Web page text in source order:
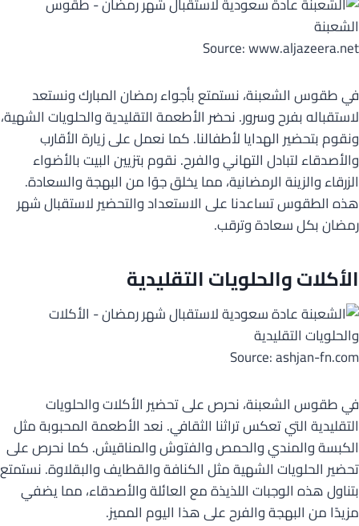
Source: www.aljazeera.net
في طقوس الشعبنة، نستمتع بأجواء رمضان المبارك ونستعد
لاستقباله بفرح وسرور. نحضر الأطعمة التقليدية والحلويات الشهية،
ونقوم بتحضير الهدايا لأطفالنا. كما نعمل على زيارة الأقارب
والأصدقاء لتبادل التهاني والفرح. نقوم بتزيين البيت بالأضواء
الزرقاء والزينة الرمضانية، مما يخلق جوًا من البهجة والسعادة.
هذه الطقوس تساعدنا على الاستعداد والتحضير لاستقبال شهر
رمضان بكل سعادة وترقب.
الأكلات والحلويات التقليدية
Source: ashjan-fn.com
في طقوس الشعبنة، نحرص على تحضير الأكلات والحلويات
التقليدية التي تعكس تراثنا الثقافي. نعد الأطعمة المحبوبة مثل
الكبسة والمندي والحمص والفتوش والمناقيش. كما نحرص على
تحضير الحلويات الشهية مثل الكنافة والقطايف والبقلاوة. نستمتع
بتناول هذه الوجبات اللذيذة مع العائلة والأصدقاء، مما يضفي
مزيدًا من البهجة والفرح على هذا اليوم المميز.